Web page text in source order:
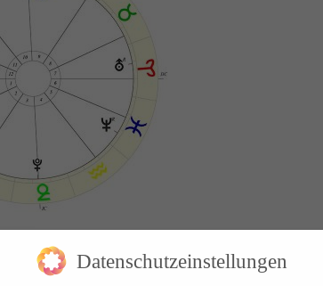
an der Ruhr, D
Datenschutzeinstellungen